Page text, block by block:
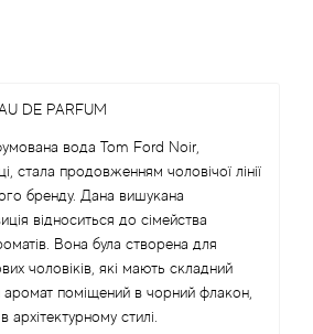
DE PARFUM
вода Tom Ford Noir,
стала продовженням чоловічої лінії
бренду. Дана вишукана
відноситься до сімейства
Вона була створена для
чоловіків, які мають складний
аромат поміщений в чорний флакон,
стилі.